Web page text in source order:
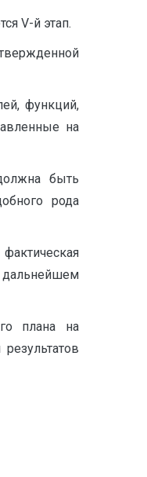
V-й этап.
функций,
на
быть
рода
дальнейшем
плана на